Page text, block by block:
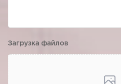
Загрузка файлов